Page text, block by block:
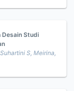
Desain Studi
S, Meirina,